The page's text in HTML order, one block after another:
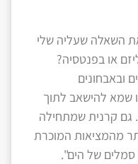
השאלה שעליה שלי
או בפנטסיה?
ובאבחונים
שמא להישאב לתוך
גם קרנית שמתחילה
מהמציאות המוכרת
של הים".